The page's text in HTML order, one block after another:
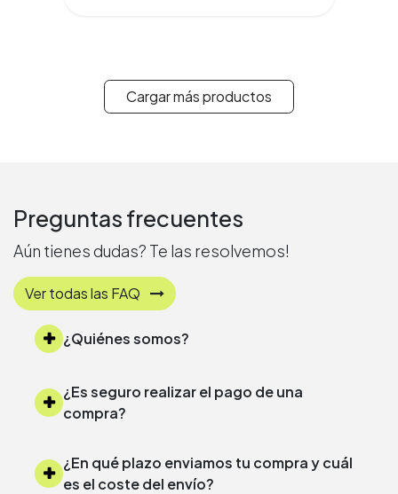
Cargar más productos
Preguntas frecuentes
Aún tienes dudas? Te las resolvemos!
Ver todas las FAQ
¿Quiénes somos?
¿Es seguro realizar el pago de una
compra?
¿En qué plazo enviamos tu compra y cuál
es el coste del envío?